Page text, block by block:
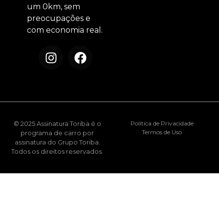
um 0km, sem
preocupações e
com economia real.
© 2025 Assinatura Toriba é o
programa de carro por
assinatura do Grupo Toriba.
Todos os direitos reservados.
Política de Privacidade
Termos de Uso